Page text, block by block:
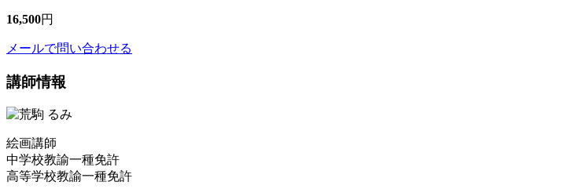
16,500円
メールで問い合わせる
講師情報
絵画講師
中学校教諭一種免許
高等学校教諭一種免許